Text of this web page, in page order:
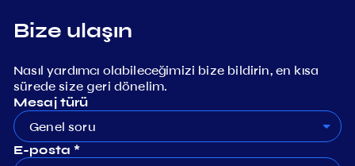
Bize ulaşın
Nasıl yardımcı olabileceğimizi bize bildirin, en kısa
sürede size geri dönelim.
Mesaj türü
Genel soru
E-posta *